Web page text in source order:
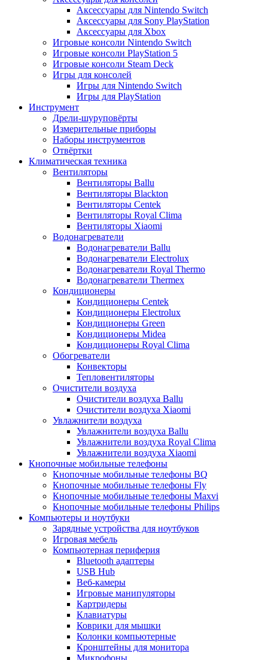
Аксессуары для Nintendo Switch
Аксессуары для Sony PlayStation
Аксессуары для Xbox
Игровые консоли Nintendo Switch
Игровые консоли PlayStation 5
Игровые консоли Steam Deck
Игры для консолей
Игры для Nintendo Switch
Игры для PlayStation
Инструмент
Дрели-шуруповёрты
Измерительные приборы
Наборы инструментов
Отвёртки
Климатическая техника
Вентиляторы
Вентиляторы Ballu
Вентиляторы Blackton
Вентиляторы Centek
Вентиляторы Royal Clima
Вентиляторы Xiaomi
Водонагреватели
Водонагреватели Ballu
Водонагреватели Electrolux
Водонагреватели Royal Thermo
Водонагреватели Thermex
Кондиционеры
Кондиционеры Centek
Кондиционеры Electrolux
Кондиционеры Green
Кондиционеры Midea
Кондиционеры Royal Clima
Обогреватели
Конвекторы
Тепловентиляторы
Очистители воздуха
Очистители воздуха Ballu
Очистители воздуха Xiaomi
Увлажнители воздуха
Увлажнители воздуха Ballu
Увлажнители воздуха Royal Clima
Увлажнители воздуха Xiaomi
Кнопочные мобильные телефоны
Кнопочные мобильные телефоны BQ
Кнопочные мобильные телефоны Fly
Кнопочные мобильные телефоны Maxvi
Кнопочные мобильные телефоны Philips
Компьютеры и ноутбуки
Зарядные устройства для ноутбуков
Игровая мебель
Компьютерная периферия
Bluetooth адаптеры
USB Hub
Веб-камеры
Игровые манипуляторы
Картридеры
Клавиатуры
Коврики для мышки
Колонки компьютерные
Кронштейны для монитора
Микрофоны